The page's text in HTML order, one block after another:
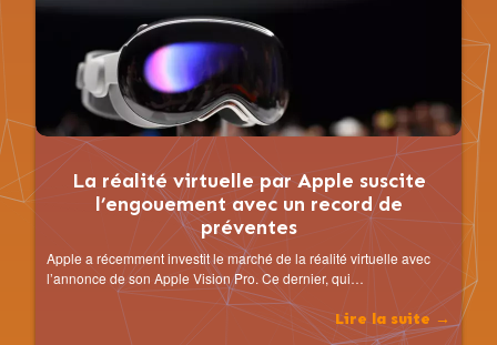
La réalité virtuelle par Apple suscite
l’engouement avec un record de
préventes
Apple a récemment investit le marché de la réalité virtuelle avec
l’annonce de son Apple Vision Pro. Ce dernier, qui…
Lire la suite →